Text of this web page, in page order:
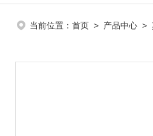
当前位置： 首页 > 产品中心 >